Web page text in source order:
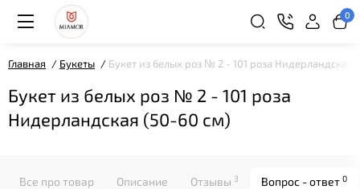
0
Главная Букеты Букет из белых роз № 2 - 101 роза Нидерландская
Букет из белых роз № 2 - 101 роза
Нидерландская (50-60 см)
Все про товар Описание Отзывы 3 Вопрос - ответ 0